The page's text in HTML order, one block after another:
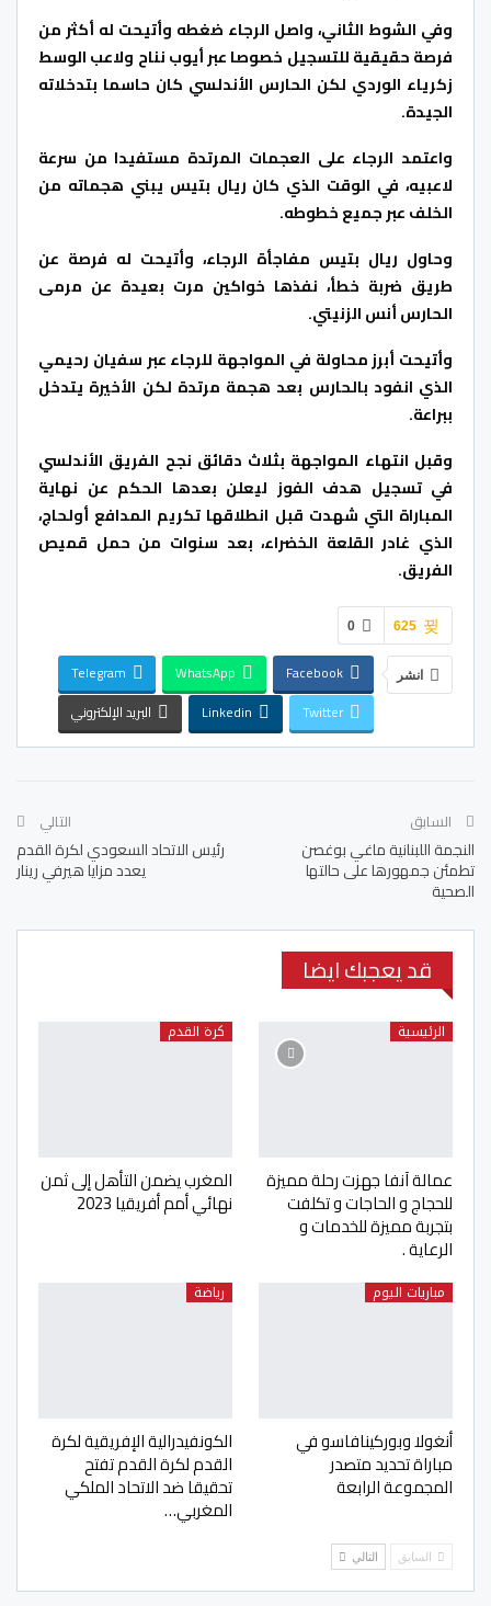
وفي الشوط الثاني، واصل الرجاء ضغطه وأتيحت له أكثر من
فرصة حقيقية للتسجيل خصوصا عبر أيوب نناح ولاعب الوسط
زكرياء الوردي لكن الحارس الأندلسي كان حاسما بتدخلاته
الجيدة.
واعتمد الرجاء على العجمات المرتدة مستفيدا من سرعة
لاعبيه، في الوقت الذي كان ريال بتيس يبني هجماته من
الخلف عبر جميع خطوطه.
وحاول ريال بتيس مفاجأة الرجاء، وأتيحت له فرصة عن
طريق ضربة خطأ، نفذها خواكين مرت بعيدة عن مرمى
الحارس أنس الزنيتي.
وأتيحت أبرز محاولة في المواجهة للرجاء عبر سفيان رحيمي
الذي انفود بالحارس بعد هجمة مرتدة لكن الأخيرة يتدخل
ببراعة.
وقبل انتهاء المواجهة بثلاث دقائق نجح الفريق الأندلسي
في تسجيل هدف الفوز ليعلن بعدها الحكم عن نهاية
المباراة التي شهدت قبل انطلاقها تكريم المدافع أولحاج،
الذي غادر القلعة الخضراء، بعد سنوات من حمل قميص
الفريق.
0 625
انشر Facebook
WhatsApp
Telegram
Twitter
Linkedin البريد الإلكتروني
السابق
النجمة اللبنانية ماغي بوغصن
تطمئن جمهورها على حالتها
الصحية
التالي
رئيس الاتحاد السعودي لكرة القدم
يعدد مزايا هيرفي رينار
قد يعجبك ايضا
الرئيسية
عمالة آنفا جهزت رحلة مميزة
للحجاج و الحاجات و تكلفت
بتجربة مميزة للخدمات و
الرعاية .
كرة القدم
المغرب يضمن التأهل إلى ثمن
نهائي أمم أفريقيا 2023
مباريات اليوم
أنغولا وبوركينافاسو في
مباراة تحديد متصدر
المجموعة الرابعة
رياضة
الكونفيدرالية الإفريقية لكرة
القدم لكرة القدم تفتح
تحقيقا ضد الاتحاد الملكي
المغربي…
السابق التالي